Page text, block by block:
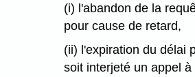
(i) l'abandon de la
pour cause de retard,
(ii) l'expiration du délai
soit interjeté un appel